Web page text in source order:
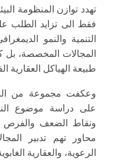
تهدد توازن المنظومة
فقط الى تزايد الطلب
التنمية والنمو
المجالات المخصصة،
طبيعة الهياكل العقارية
وعكفت مجموعة من
على دراسة موضوع
ونقاط الضعف والفرص
محاور تهم تدبير
الرعوية، والعقارية